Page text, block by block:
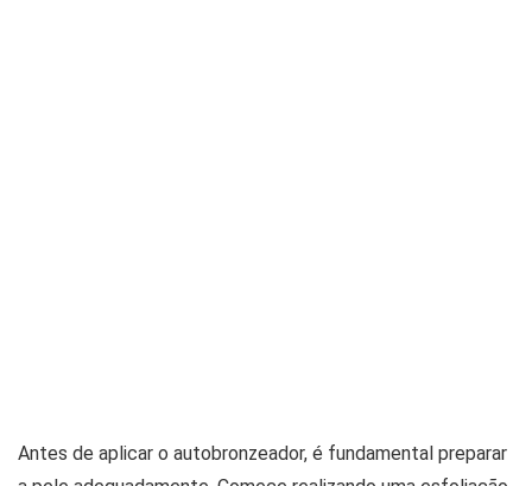
Antes de aplicar o autobronzeador, é fundamental preparar